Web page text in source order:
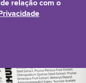
relação com o